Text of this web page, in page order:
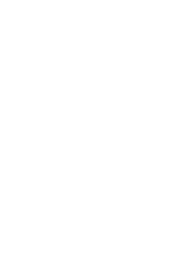
Ha sido un honor poder
Os invitamos a estar
donde podréis disfrutar
¡Os esperamos en
Si quieres